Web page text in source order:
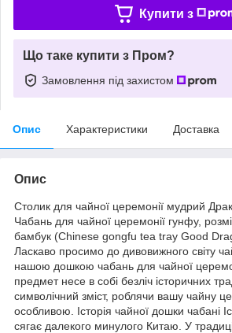
Купити з
Що таке купити з Пром?
Замовлення під захистом
Опис Характеристики Доставка
Опис
Столик для чайної церемонії мудрий
Чабань для чайної церемонії гунфу,
бамбук (Chinese gongfu tea tray Good
Ласкаво просимо до дивовижного світу
нашою дошкою чабань для чайної
предмет несе в собі безліч історичних
символічний зміст, роблячи вашу чайну
особливою. Історія чайної дошки чабані
сягає далекого минулого Китаю. У